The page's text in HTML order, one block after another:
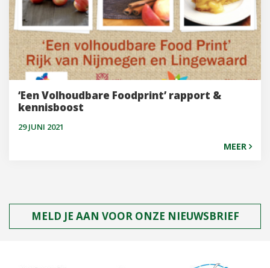
‘Een Volhoudbare Foodprint’ rapport &
kennisboost
29 JUNI 2021
MEER
MELD JE AAN VOOR ONZE NIEUWSBRIEF